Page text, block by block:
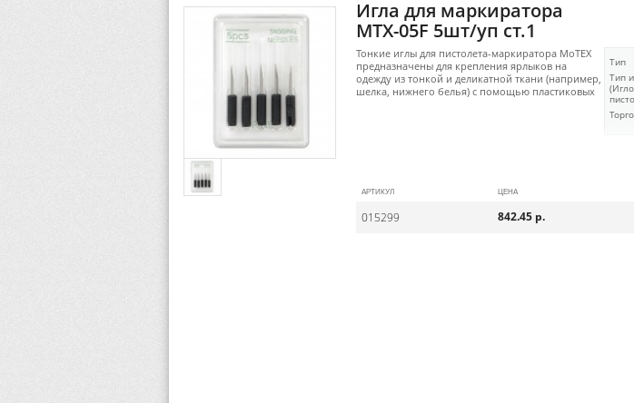
Игла для маркиратора
MTX-05F 5шт/уп ст.1
Тонкие иглы для пистолета-маркиратора MoTEX
предназначены для крепления ярлыков на
одежду из тонкой и деликатной ткани (например,
шелка, нижнего белья) с помощью пластиковых
Тип
Тип
АРТИКУЛ ЦЕНА
015299 842.45 р.